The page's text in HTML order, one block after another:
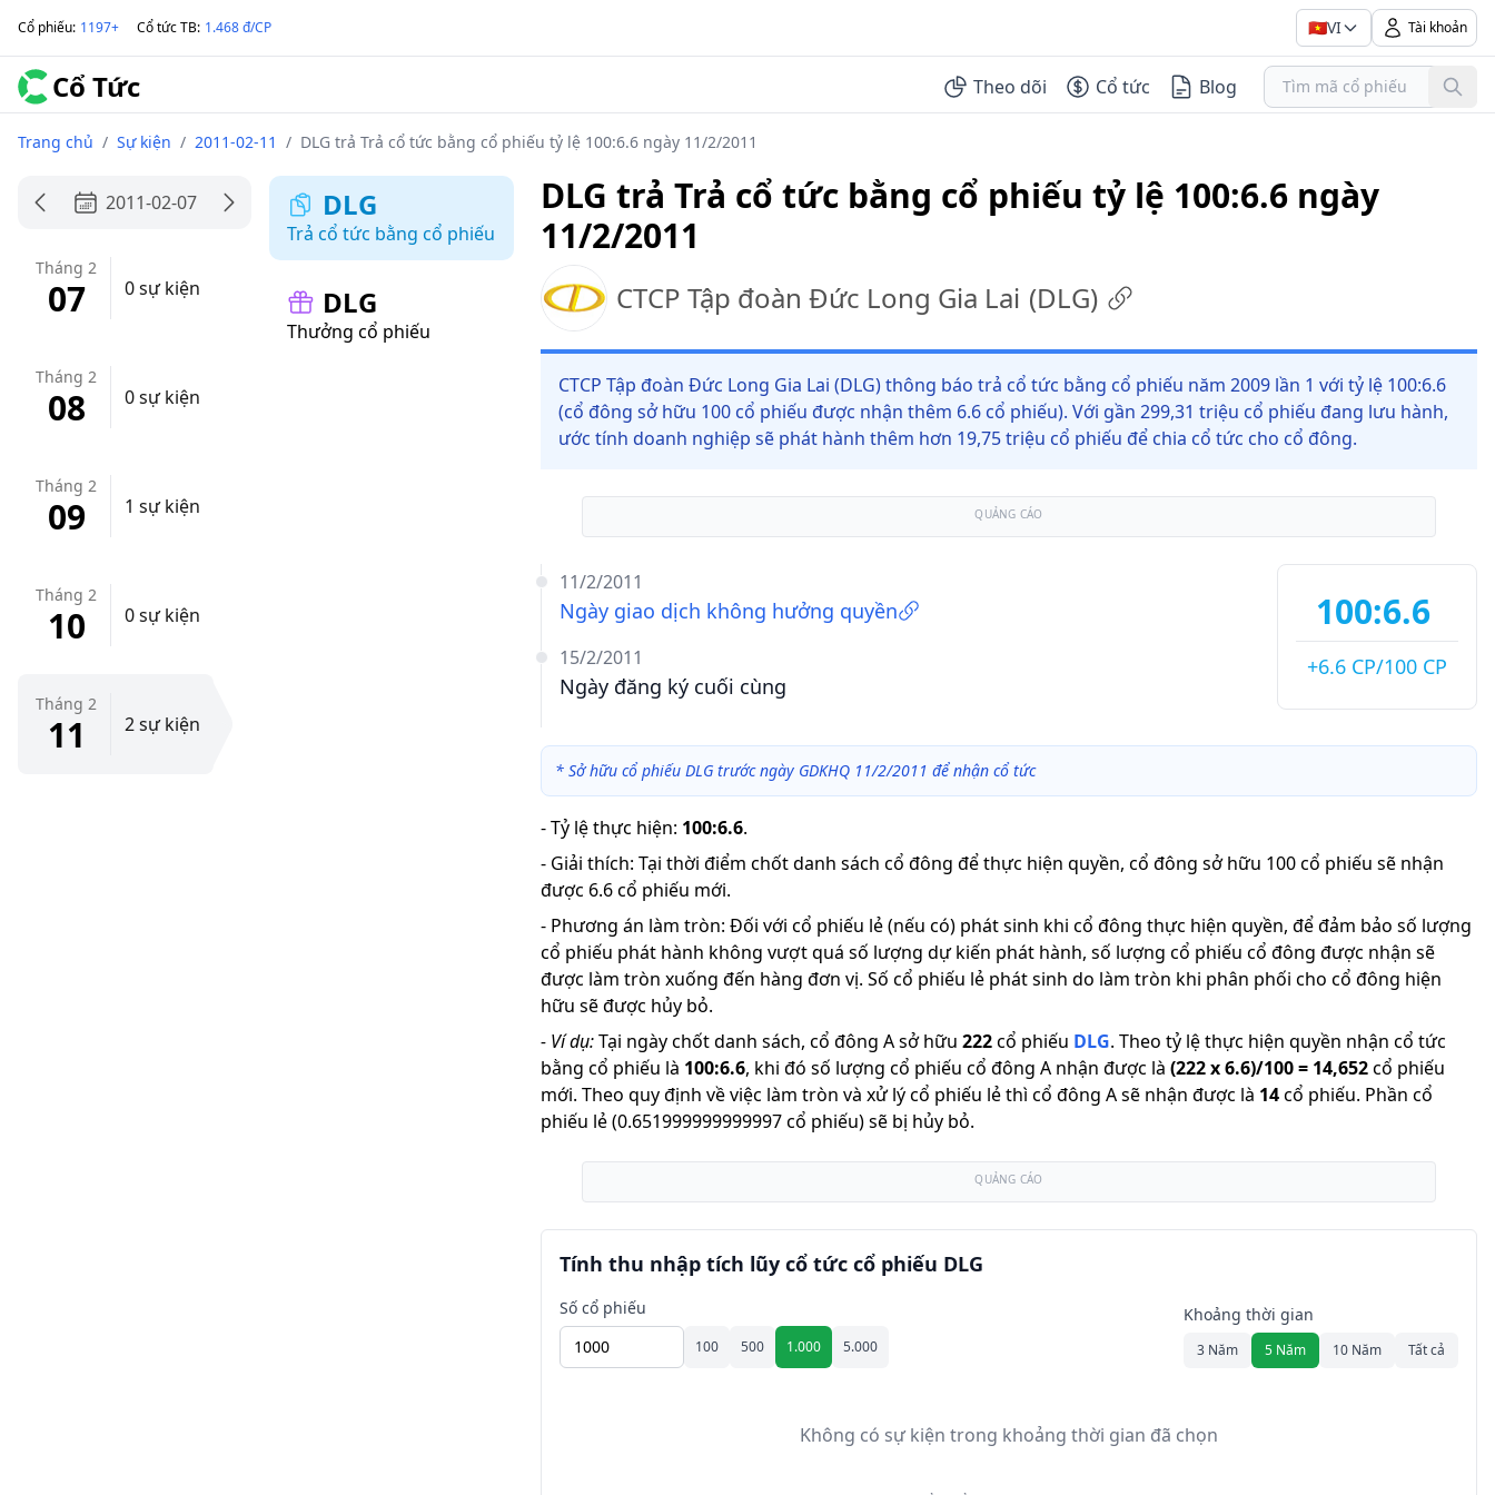
Cổ phiếu: 1197+ Cổ tức TB: 1.468 đ/CP 🇻🇳VI Tài khoản
Cổ Tức Theo dõi Cổ tức Blog
Trang chủ / Sự kiện / 2011-02-11 / DLG trả Trả cổ tức bằng cổ phiếu tỷ lệ 100:6.6 ngày 11/2/2011
2011-02-07
Tháng 2
07 0 sự kiện
Tháng 2
08 0 sự kiện
Tháng 2
09 1 sự kiện
Tháng 2
10 0 sự kiện
Tháng 2
11 2 sự kiện
DLG
Trả cổ tức bằng cổ phiếu
DLG
Thưởng cổ phiếu
DLG trả Trả cổ tức bằng cổ phiếu tỷ lệ 100:6.6 ngày
11/2/2011
CTCP Tập đoàn Đức Long Gia Lai (DLG)
CTCP Tập đoàn Đức Long Gia Lai (DLG) thông báo trả cổ tức bằng cổ phiếu năm 2009 lần 1 với tỷ lệ 100:6.6
(cổ đông sở hữu 100 cổ phiếu được nhận thêm 6.6 cổ phiếu). Với gần 299,31 triệu cổ phiếu đang lưu hành,
ước tính doanh nghiệp sẽ phát hành thêm hơn 19,75 triệu cổ phiếu để chia cổ tức cho cổ đông.
QUẢNG CÁO
11/2/2011
Ngày giao dịch không hưởng quyền
15/2/2011
Ngày đăng ký cuối cùng
100:6.6
+6.6 CP/100 CP
* Sở hữu cổ phiếu DLG trước ngày GDKHQ 11/2/2011 để nhận cổ tức
-Tỷ lệ thực hiện: 100:6.6.
- Giải thích: Tại thời điểm chốt danh sách cổ đông để thực hiện quyền, cổ đông sở hữu 100 cổ phiếu sẽ nhận
được 6.6 cổ phiếu mới.
- Phương án làm tròn: Đối với cổ phiếu lẻ (nếu có) phát sinh khi cổ đông thực hiện quyền, để đảm bảo số lượng
cổ phiếu phát hành không vượt quá số lượng dự kiến phát hành, số lượng cổ phiếu cổ đông được nhận sẽ
được làm tròn xuống đến hàng đơn vị. Số cổ phiếu lẻ phát sinh do làm tròn khi phân phối cho cổ đông hiện
hữu sẽ được hủy bỏ.
- Ví dụ:Tại ngày chốt danh sách, cổ đông A sở hữu 222cổ phiếu DLG. Theo tỷ lệ thực hiện quyền nhận cổ tức
bằng cổ phiếu là 100:6.6, khi đó số lượng cổ phiếu cổ đông A nhận được là (222x6.6)/100= 14,652cổ phiếu
mới. Theo quy định về việc làm tròn và xử lý cổ phiếu lẻ thì cổ đông A sẽ nhận được là 14cổ phiếu. Phần cổ
phiếu lẻ (0.651999999999997 cổ phiếu) sẽ bị hủy bỏ.
QUẢNG CÁO
Tính thu nhập tích lũy cổ tức cổ phiếu DLG
Số cổ phiếu
100 500 1.000 5.000
Khoảng thời gian
3 Năm 5 Năm 10 Năm Tất cả
Không có sự kiện trong khoảng thời gian đã chọn